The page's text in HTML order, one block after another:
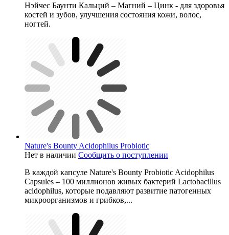
Нэйчес Баунти Кальций – Магний – Цинк - для здоровья
костей и зубов, улучшения состояния кожи, волос,
ногтей.
Nature's Bounty Acidophilus Probiotic
Нет в наличии Сообщить о поступлении
В каждой капсуле Nature's Bounty Probiotic Acidophilus
Capsules – 100 миллионов живых бактерий Lactobacillus
acidophilus, которые подавляют развитие патогенных
микроорганизмов и грибков,...